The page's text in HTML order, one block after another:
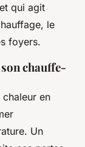
qui agit
le
foyers.
chauffe-
en
Un